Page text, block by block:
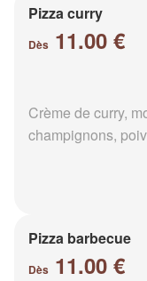
Pizza curry
Dès 11.00 €
Crème de curry,
champignons,
Pizza barbecue
Dès 11.00 €